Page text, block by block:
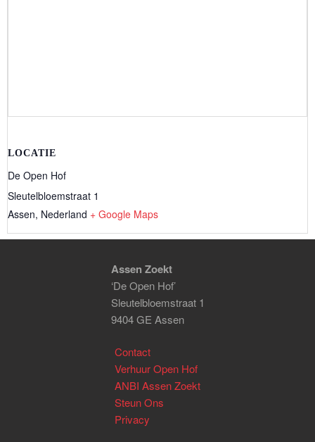
LOCATIE
De Open Hof
Sleutelbloemstraat 1
Assen, Nederland + Google Maps
Assen Zoekt
‘De Open Hof’
Sleutelbloemstraat 1
9404 GE Assen
Contact
Verhuur Open Hof
ANBI Assen Zoekt
Steun Ons
Privacy